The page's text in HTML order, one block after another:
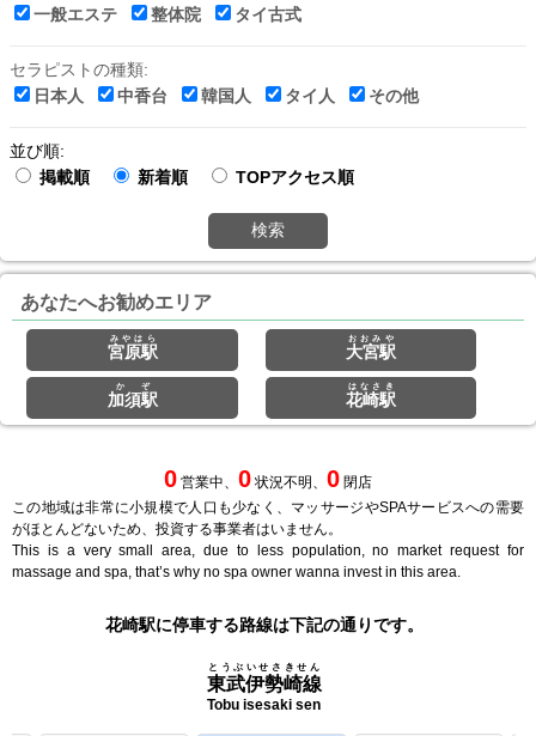
一般エステ
整体院 タイ古式
セラピストの種類:
日本人
中香台 韓国人 タイ人 その他
並び順:
掲載順
新着順 TOPアクセス順
検索
あなたへお勧めエリア
宮原駅
みやはら
大宮駅
おおみや
加須駅
かぞ
花崎駅
はなさき
0 営業中、 0 状況不明、 0 閉店
この地域は非常に小規模で人口も少なく、マッサージやSPAサービスへの需要
がほとんどないため、投資する事業者はいません。
This is a very small area, due to less population, no market request for
massage and spa, that’s why no spa owner wanna invest in this area.
花崎駅に停車する路線は下記の通りです。
東武伊勢崎線
とうぶいせさきせん
Tobu isesaki sen